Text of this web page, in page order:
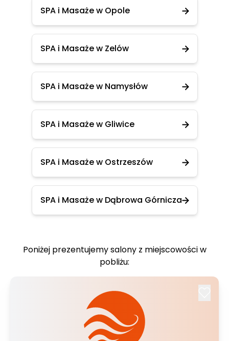
SPA i Masaże w Opole
SPA i Masaże w Zelów
SPA i Masaże w Namysłów
SPA i Masaże w Gliwice
SPA i Masaże w Ostrzeszów
SPA i Masaże w Dąbrowa Górnicza
Poniżej prezentujemy salony z miejscowości w
pobliżu: